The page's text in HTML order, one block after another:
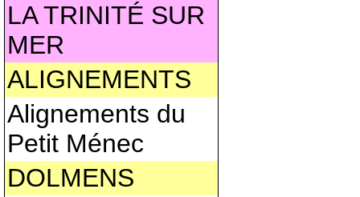
LA TRINITÉ SUR
MER
ALIGNEMENTS
Alignements du
Petit Ménec
DOLMENS